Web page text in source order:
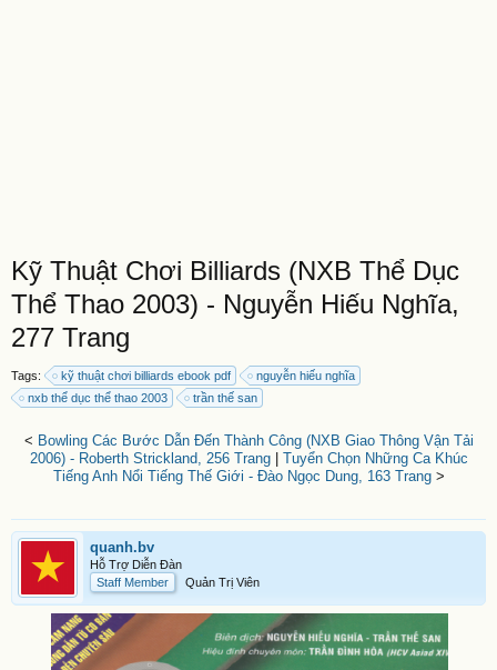
Kỹ Thuật Chơi Billiards (NXB Thể Dục
Thể Thao 2003) - Nguyễn Hiếu Nghĩa,
277 Trang
Tags: kỹ thuật chơi billiards ebook pdf
nguyễn hiếu nghĩa
nxb thể dục thể thao 2003
trần thế san
< Bowling Các Bước Dẫn Đến Thành Công (NXB Giao Thông Vận Tải
2006) - Roberth Strickland, 256 Trang| Tuyển Chọn Những Ca Khúc
Tiếng Anh Nổi Tiếng Thế Giới - Đào Ngọc Dung, 163 Trang>
quanh.bv
Hỗ Trợ Diễn Đàn
Staff Member
Quản Trị Viên